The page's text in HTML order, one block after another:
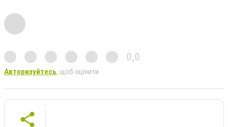
0,0
Авторизуйтесь, щоб оцінити